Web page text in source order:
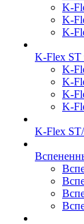
K-
K-
K-
K-Flex ST
K-
K-
K-
K-
K-Flex